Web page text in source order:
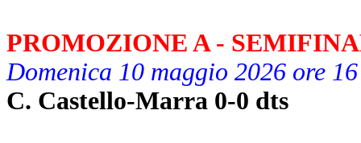
PROMOZIONE A -
Domenica 10 maggio 2026 ore 16
C. Castello-Marra 0-0 dts